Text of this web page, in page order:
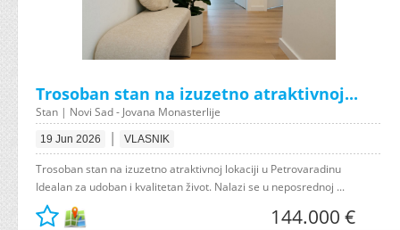
Trosoban stan na izuzetno atraktivnoj...
Stan | Novi Sad - Jovana Monasterlije
19 Jun 2026 | VLASNIK
Trosoban stan na izuzetno atraktivnoj lokaciji u Petrovaradinu
Idealan za udoban i kvalitetan život. Nalazi se u neposrednoj ...
144.000 €